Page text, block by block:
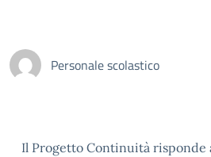
Personale scolastico
Il Progetto Continuità risponde